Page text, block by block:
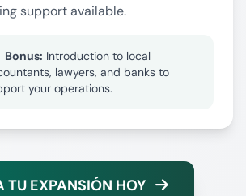
support available.
Bonus: Introduction to local
lawyers, and banks to
your operations.
TU EXPANSIÓN HOY